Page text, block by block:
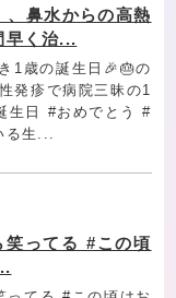
、鼻水からの高熱
早く治...
1歳の誕生日🎉🎂の
発疹で病院三昧の1
生日 #おめでとう #
生...
ってる #この頃